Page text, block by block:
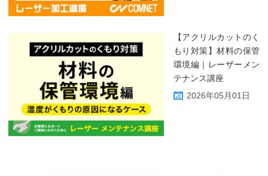
【アクリルカットのく
もり対策】材料の保管
環境編｜レーザーメン
テナンス講座
2026年05月01日